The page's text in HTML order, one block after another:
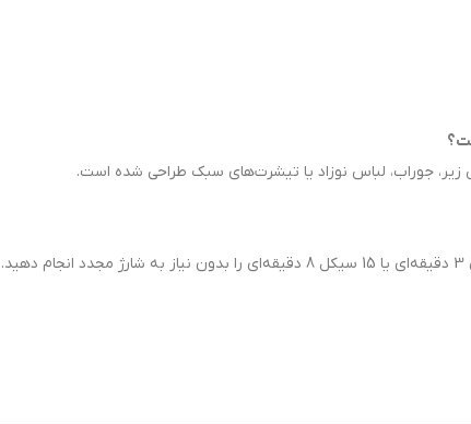
جوراب، لباس نوزاد یا تیشرت‌های سبک طراحی شده است.